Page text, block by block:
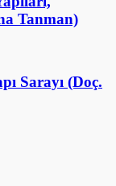
Tanman)
Sarayı (Doç.